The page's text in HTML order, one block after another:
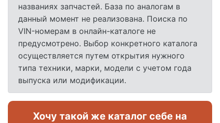
названиях запчастей. База по аналогам в
данный момент не реализована. Поиска по
VIN-номерам в онлайн-каталоге не
предусмотрено. Выбор конкретного каталога
осуществляется путем открытия нужного
типа техники, марки, модели с учетом года
выпуска или модификации.
Хочу такой же каталог себе на